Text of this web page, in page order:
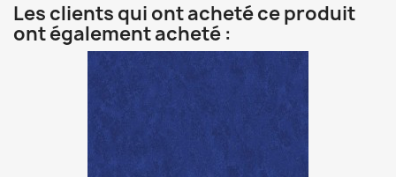
Les clients qui ont acheté ce produit
ont également acheté :